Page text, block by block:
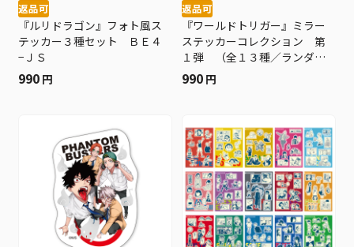
返品可
『ルリドラゴン』フォト風ス
テッカー３種セット ＢＥ４
−ＪＳ
990 円
返品可
『ワールドトリガー』ミラー
ステッカーコレクション 第
１弾 （全１３種／ランダム
１種入り） ＢＤ４−ＪＦ
990 円